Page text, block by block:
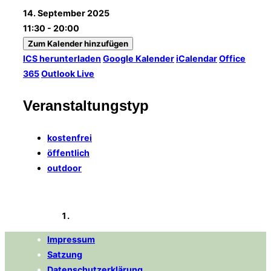
14. September 2025
11:30 - 20:00
Zum Kalender hinzufügen
ICS herunterladen Google KalenderiCalendarOffice
365Outlook Live
Veranstaltungstyp
kostenfrei
öffentlich
outdoor
Impressum
Satzung